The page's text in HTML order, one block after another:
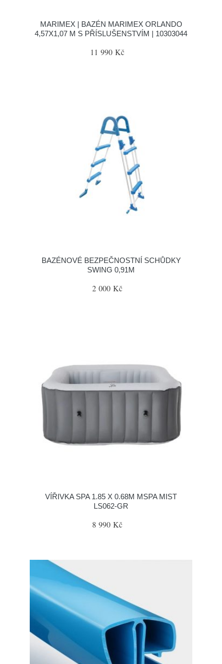
MARIMEX | BAZÉN MARIMEX ORLANDO
4,57X1,07 M S PŘÍSLUŠENSTVÍM | 10303044
11 990 Kč
BAZÉNOVÉ BEZPEČNOSTNÍ SCHŮDKY
SWING 0,91M
2 000 Kč
VÍŘIVKA SPA 1.85 X 0.68M MSPA MIST
LS062-GR
8 990 Kč